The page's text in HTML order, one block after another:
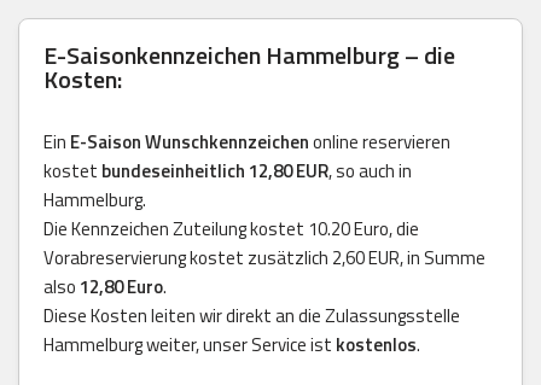
E-Saisonkennzeichen Hammelburg – die
Kosten:
Ein E-Saison Wunschkennzeichenonline reservieren
kostet bundeseinheitlich 12,80 EUR, so auch in
Hammelburg.
Die Kennzeichen Zuteilung kostet 10.20 Euro, die
Vorabreservierung kostet zusätzlich 2,60 EUR, in Summe
also 12,80 Euro.
Diese Kosten leiten wir direkt an die Zulassungsstelle
Hammelburg weiter, unser Service ist kostenlos.